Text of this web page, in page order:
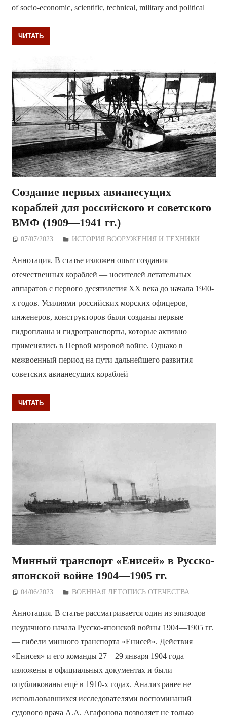
of socio-economic, scientific, technical, military and political
ЧИТАТЬ
Создание первых авианесущих
кораблей для российского и советского
ВМФ (1909—1941 гг.)
07/07/2023 Дежурный по Редакции
ИСТОРИЯ ВООРУЖЕНИЯ И ТЕХНИКИ
Аннотация. В статье изложен опыт создания
отечественных кораблей — носителей летательных
аппаратов с первого десятилетия XX века до начала 1940-
х годов. Усилиями российских морских офицеров,
инженеров, конструкторов были созданы первые
гидропланы и гидротранспорты, которые активно
применялись в Первой мировой войне. Однако в
межвоенный период на пути дальнейшего развития
советских авианесущих кораблей
ЧИТАТЬ
Минный транспорт «Енисей» в Русско-
японской войне 1904—1905 гг.
04/06/2023 Дежурный по Редакции
ВОЕННАЯ ЛЕТОПИСЬ ОТЕЧЕСТВА
Аннотация. В статье рассматривается один из эпизодов
неудачного начала Русско-японской войны 1904—1905 гг.
— гибели минного транспорта «Енисей». Действия
«Енисея» и его команды 27—29 января 1904 года
изложены в официальных документах и были
опубликованы ещё в 1910-х годах. Анализ ранее не
использовавшихся исследователями воспоминаний
судового врача А.А. Агафонова позволяет не только